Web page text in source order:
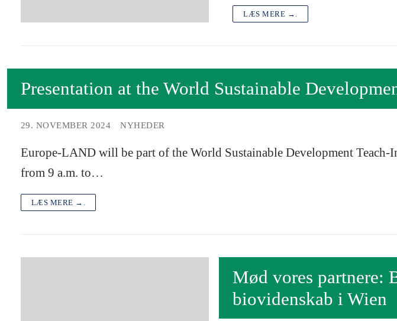
LÆS MERE →.
Presentation at the World Sustainable
29. NOVEMBER 2024 NYHEDER
Europe-LAND will be part of the World Sustainable Development
from 9 a.m. to…
LÆS MERE →.
Mød vores partnere:
biovidenskab i Wien